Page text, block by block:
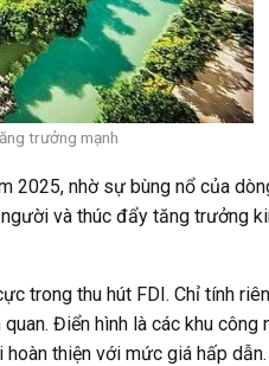
trưởng mạnh
2025, nhờ sự bùng nổ của
và thúc đẩy tăng trưởng
trong thu hút FDI. Chỉ tính
Điển hình là các khu công
thiện với mức giá hấp dẫn.